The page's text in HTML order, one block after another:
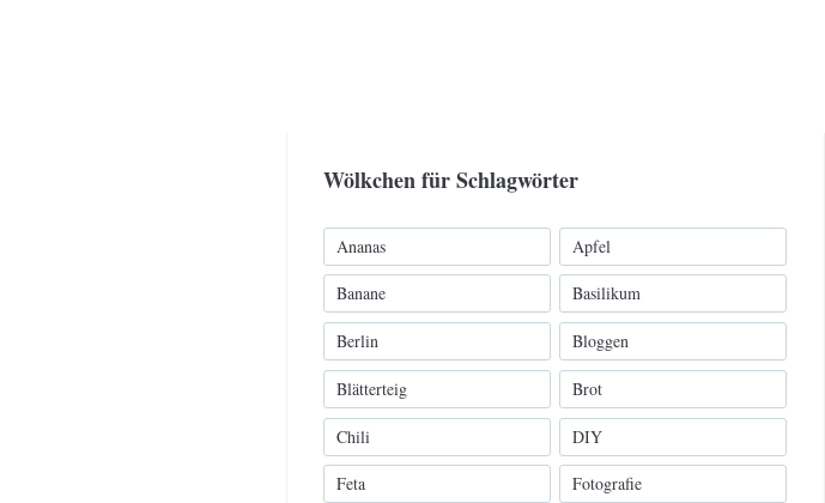
Wölkchen für Schlagwörter
Ananas Apfel
Banane Basilikum
Berlin Bloggen
Blätterteig Brot
Chili DIY
Feta Fotografie